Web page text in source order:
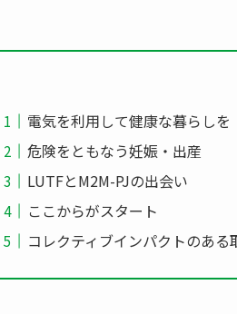
電気を利用して健康な暮らしを
危険をともなう妊娠・出産
LUTFとM2M-PJの出会い
ここからがスタート
コレクティブインパクトのある